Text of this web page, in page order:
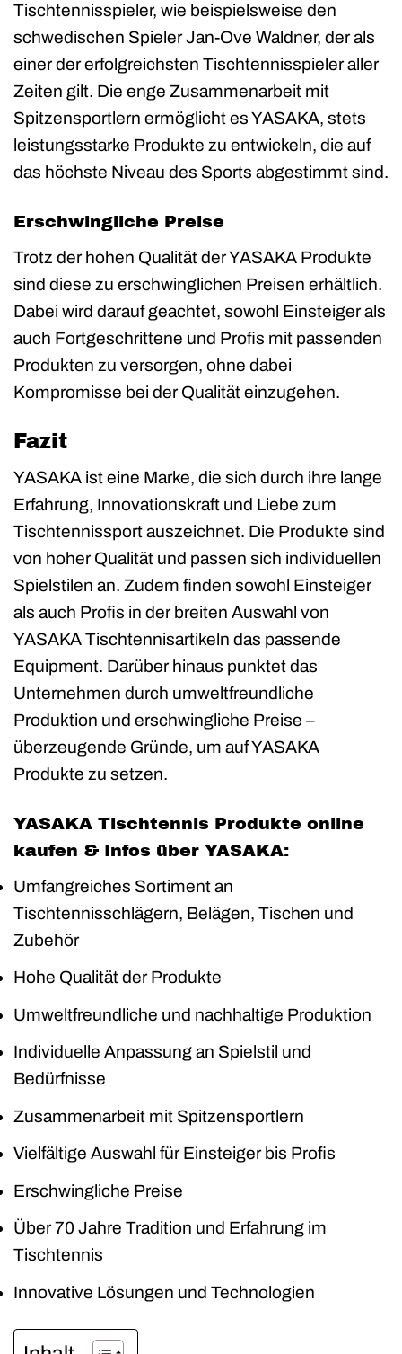
Tischtennisspieler, wie beispielsweise den
schwedischen Spieler Jan-Ove Waldner, der als
einer der erfolgreichsten Tischtennisspieler aller
Zeiten gilt. Die enge Zusammenarbeit mit
Spitzensportlern ermöglicht es YASAKA, stets
leistungsstarke Produkte zu entwickeln, die auf
das höchste Niveau des Sports abgestimmt sind.
Erschwingliche Preise
Trotz der hohen Qualität der YASAKA Produkte
sind diese zu erschwinglichen Preisen erhältlich.
Dabei wird darauf geachtet, sowohl Einsteiger als
auch Fortgeschrittene und Profis mit passenden
Produkten zu versorgen, ohne dabei
Kompromisse bei der Qualität einzugehen.
Fazit
YASAKA ist eine Marke, die sich durch ihre lange
Erfahrung, Innovationskraft und Liebe zum
Tischtennissport auszeichnet. Die Produkte sind
von hoher Qualität und passen sich individuellen
Spielstilen an. Zudem finden sowohl Einsteiger
als auch Profis in der breiten Auswahl von
YASAKA Tischtennisartikeln das passende
Equipment. Darüber hinaus punktet das
Unternehmen durch umweltfreundliche
Produktion und erschwingliche Preise –
überzeugende Gründe, um auf YASAKA
Produkte zu setzen.
YASAKA Tischtennis Produkte online
kaufen & Infos über YASAKA:
Umfangreiches Sortiment an
Tischtennisschlägern, Belägen, Tischen und
Zubehör
Hohe Qualität der Produkte
Umweltfreundliche und nachhaltige Produktion
Individuelle Anpassung an Spielstil und
Bedürfnisse
Zusammenarbeit mit Spitzensportlern
Vielfältige Auswahl für Einsteiger bis Profis
Erschwingliche Preise
Über 70 Jahre Tradition und Erfahrung im
Tischtennis
Innovative Lösungen und Technologien